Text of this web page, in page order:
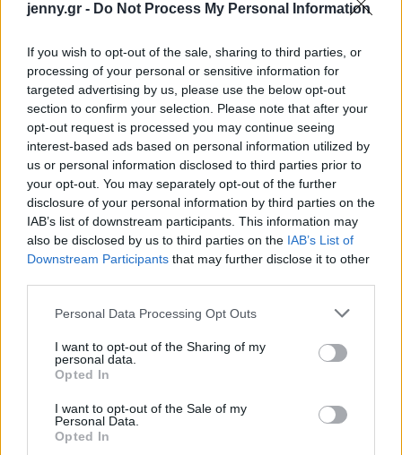
jenny.gr - Do Not Process My Personal Information
If you wish to opt-out of the sale, sharing to third parties, or
processing of your personal or sensitive information for
targeted advertising by us, please use the below opt-out
section to confirm your selection. Please note that after your
opt-out request is processed you may continue seeing
interest-based ads based on personal information utilized by
us or personal information disclosed to third parties prior to
your opt-out. You may separately opt-out of the further
disclosure of your personal information by third parties on the
IAB’s list of downstream participants. This information may
also be disclosed by us to third parties on the IAB’s List of
Downstream Participants that may further disclose it to other
Please note that this website/app uses one or more Google
not limited to your visit or usage behaviour. You may click to
grant or deny consent to Google and its third-party tags to
use your data for below specified purposes in below Google
consent section.
Personal Data Processing Opt Outs
I want to opt-out of the Sharing of my
personal data.
Opted In
I want to opt-out of the Sale of my
Personal Data.
Opted In
Lonely Planet: 12 από τα πιο
ωραία νησιά της Ευρώπης
Σκιάθος, Ελλάδα